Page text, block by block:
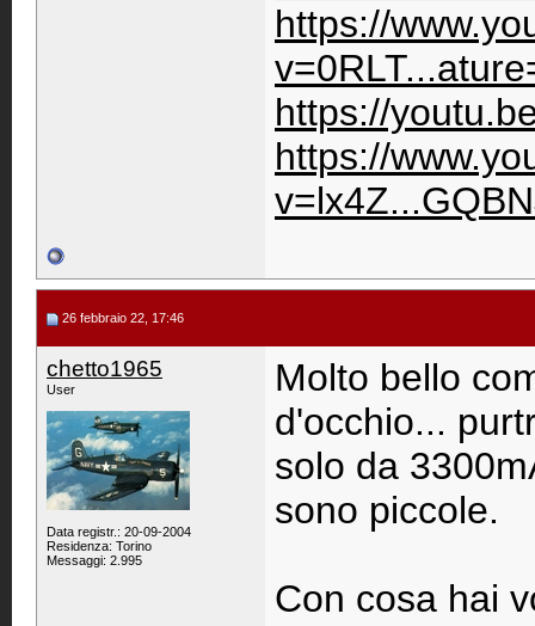
https://
https://
https://
26 febbraio 22, 17:46
chetto1965
User
Data registr.: 20-09-2004
Residenza: Torino
Messaggi: 2.995
Molto bello
d'occhio...
solo da
sono piccole.
Con cosa hai